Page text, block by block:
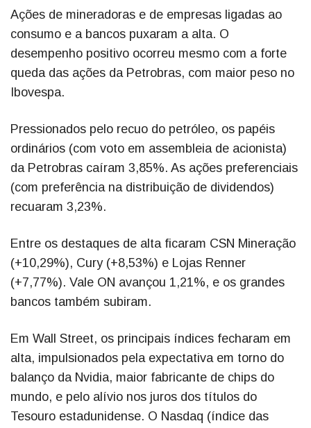
Ações de mineradoras e de empresas ligadas ao
consumo e a bancos puxaram a alta. O
desempenho positivo ocorreu mesmo com a forte
queda das ações da Petrobras, com maior peso no
Ibovespa.
Pressionados pelo recuo do petróleo, os papéis
ordinários (com voto em assembleia de acionista)
da Petrobras caíram 3,85%. As ações preferenciais
(com preferência na distribuição de dividendos)
recuaram 3,23%.
Entre os destaques de alta ficaram CSN Mineração
(+10,29%), Cury (+8,53%) e Lojas Renner
(+7,77%). Vale ON avançou 1,21%, e os grandes
bancos também subiram.
Em Wall Street, os principais índices fecharam em
alta, impulsionados pela expectativa em torno do
balanço da Nvidia, maior fabricante de chips do
mundo, e pelo alívio nos juros dos títulos do
Tesouro estadunidense. O Nasdaq (índice das